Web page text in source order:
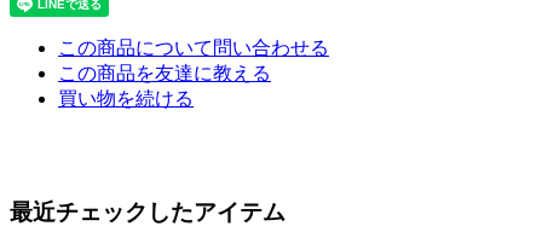
この商品について問い合わせる
この商品を友達に教える
買い物を続ける
最近チェックしたアイテム